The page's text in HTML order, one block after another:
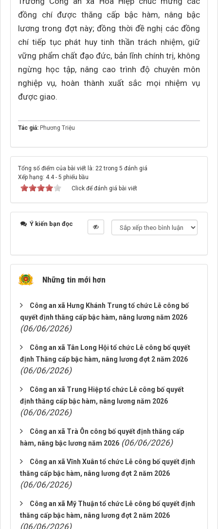
đồng chí được thăng cấp bậc hàm, nâng bậc
lương trong đợt này; đồng thời đề nghị các đồng
chí tiếp tục phát huy tinh thần trách nhiệm, giữ
vững phẩm chất đạo đức, bản lĩnh chính trị, không
ngừng học tập, nâng cao trình độ chuyên môn
nghiệp vụ, hoàn thành xuất sắc mọi nhiệm vụ
được giao.
Tác giả: Phương Triệu
Tổng số điểm của bài viết là: 22 trong 5 đánh giá
Xếp hạng: 4.4- 5 phiếu bầu
Click để đánh giá bài viết
Ý kiến bạn đọc
Những tin mới hơn
Công an xã Hưng Khánh Trung tổ chức Lễ công bố
quyết định thăng cấp bậc hàm, nâng lương năm 2026
(06/06/2026)
Công an xã Tân Long Hội tổ chức Lễ công bố quyết
định Thăng cấp bậc hàm, nâng lương đợt 2 năm 2026
(06/06/2026)
Công an xã Trung Hiệp tổ chức Lễ công bố quyết
định thăng cấp bậc hàm, nâng lương năm 2026
(06/06/2026)
Công an xã Trà Ôn công bố quyết định thăng cấp
hàm, nâng bậc lương năm 2026 (06/06/2026)
Công an xã Vĩnh Xuân tổ chức Lễ công bố quyết định
thăng cấp bậc hàm, nâng lương đợt 2 năm 2026
(06/06/2026)
Công an xã Mỹ Thuận tổ chức Lễ công bố quyết định
thăng cấp bậc hàm, nâng lương đợt 2 năm 2026
(06/06/2026)